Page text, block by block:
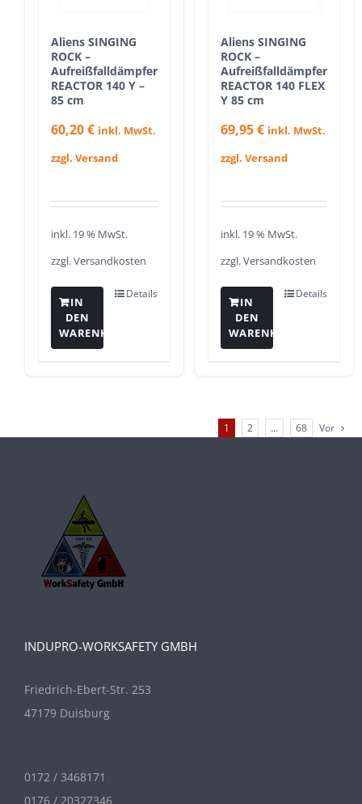
Aliens SINGING
ROCK –
Aufreißfalldämpfer
REACTOR 140 Y –
85 cm
60,20€ inkl. MwSt.
zzgl. Versand
inkl. 19 % MwSt.
zzgl.Versandkosten
IN
DEN
WARENKORB
Details
Aliens SINGING
ROCK –
Aufreißfalldämpfer
REACTOR 140 FLEX
Y 85 cm
69,95€ inkl. MwSt.
zzgl. Versand
inkl. 19 % MwSt.
zzgl.Versandkosten
IN
DEN
WARENKORB
Details
1 2 … 68 Vor
INDUPRO-WORKSAFETY GMBH
Friedrich-Ebert-Str. 253
47179 Duisburg
0172 / 3468171
0176 / 20327346